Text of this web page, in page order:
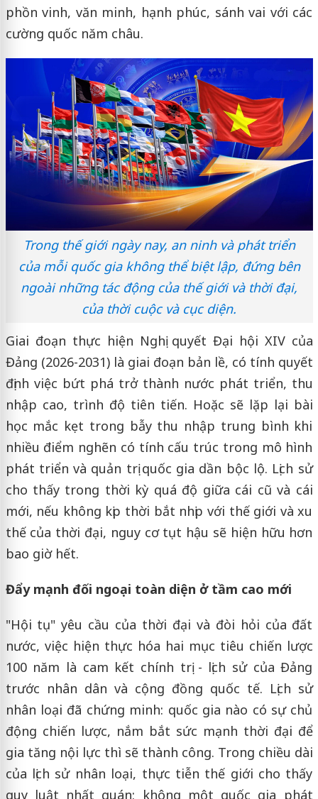
phồn vinh, văn minh, hạnh phúc, sánh vai với các
cường quốc năm châu.
Trong thế giới ngày nay, an ninh và phát triển
của mỗi quốc gia không thể biệt lập, đứng bên
ngoài những tác động của thế giới và thời đại,
của thời cuộc và cục diện.
Giai đoạn thực hiện Nghị quyết Đại hội XIV của
Đảng (2026-2031) là giai đoạn bản lề, có tính quyết
định việc bứt phá trở thành nước phát triển, thu
nhập cao, trình độ tiên tiến. Hoặc sẽ lặp lại bài
học mắc kẹt trong bẫy thu nhập trung bình khi
nhiều điểm nghẽn có tính cấu trúc trong mô hình
phát triển và quản trị quốc gia dần bộc lộ. Lịch sử
cho thấy trong thời kỳ quá độ giữa cái cũ và cái
mới, nếu không kịp thời bắt nhịp với thế giới và xu
thế của thời đại, nguy cơ tụt hậu sẽ hiện hữu hơn
bao giờ hết.
Đẩy mạnh đối ngoại toàn diện ở tầm cao mới
"Hội tụ" yêu cầu của thời đại và đòi hỏi của đất
nước, việc hiện thực hóa hai mục tiêu chiến lược
100 năm là cam kết chính trị - lịch sử của Đảng
trước nhân dân và cộng đồng quốc tế. Lịch sử
nhân loại đã chứng minh: quốc gia nào có sự chủ
động chiến lược, nắm bắt sức mạnh thời đại để
gia tăng nội lực thì sẽ thành công. Trong chiều dài
của lịch sử nhân loại, thực tiễn thế giới cho thấy
quy luật nhất quán: không một quốc gia phát